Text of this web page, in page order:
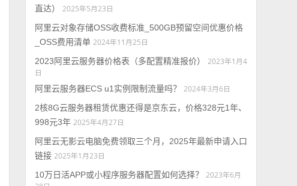
直达）
2025年5月23日
阿里云对象存储OSS收费标准_500GB预留空间优惠价格
_OSS费用清单 2024年11月25日
2023阿里云服务器价格表（多配置精准报价）
2023年1月4
日
阿里云服务器ECS u1实例限制流量吗？
2024年3月6日
2核8G云服务器租赁优惠还得是京东云，价格328元1年、
998元3年 2025年4月27日
阿里云无影云电脑免费领取三个月，2025年最新申请入口
链接 2025年1月23日
10万日活APP或小程序服务器配置如何选择？
2023年6月